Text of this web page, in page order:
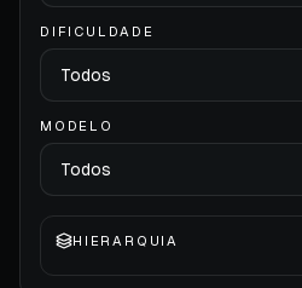
DIFICULDADE
MODELO
HIERARQUIA